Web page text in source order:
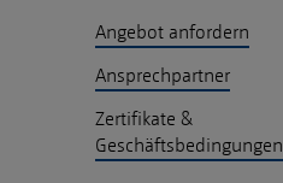
Angebot anfordern
Ansprechpartner
Zertifikate &
Geschäftsbedingungen